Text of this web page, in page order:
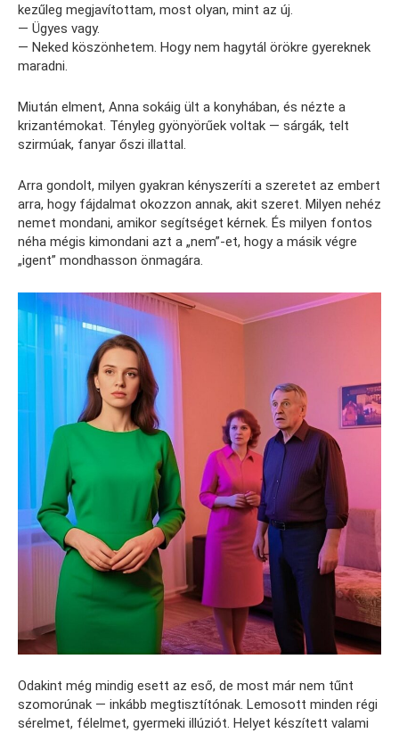
kezűleg megjavítottam, most olyan, mint az új.
— Ügyes vagy.
— Neked köszönhetem. Hogy nem hagytál örökre gyereknek
maradni.
Miután elment, Anna sokáig ült a konyhában, és nézte a
krizantémokat. Tényleg gyönyörűek voltak — sárgák, telt
szirmúak, fanyar őszi illattal.
Arra gondolt, milyen gyakran kényszeríti a szeretet az embert
arra, hogy fájdalmat okozzon annak, akit szeret. Milyen nehéz
nemet mondani, amikor segítséget kérnek. És milyen fontos
néha mégis kimondani azt a „nem”-et, hogy a másik végre
„igent” mondhasson önmagára.
Odakint még mindig esett az eső, de most már nem tűnt
szomorúnak — inkább megtisztítónak. Lemosott minden régi
sérelmet, félelmet, gyermeki illúziót. Helyet készített valami